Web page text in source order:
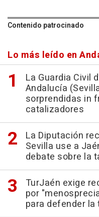
Contenido patrocinado
Lo más leído en
La Guardia Civil
Andalucía
sorprendidas in
catalizadores
La Diputación
Sevilla use a
debate sobre la
TurJaén exige
por
para defender